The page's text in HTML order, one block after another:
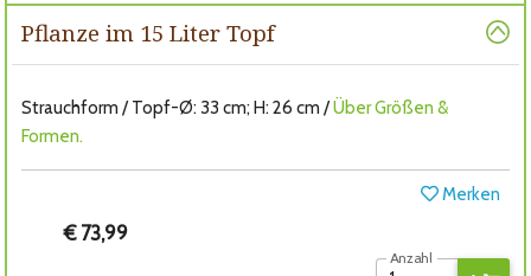
Pflanze im 15 Liter Topf
Strauchform / Topf-Ø: 33 cm; H: 26 cm /Über Größen &
Formen.
Merken
€ 73,99
Anzahl